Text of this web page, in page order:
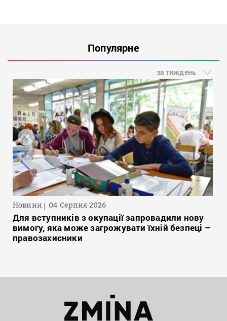
Популярне
за тиждень
Новини 04 Серпня 2026
Для вступників з окупації запровадили нову
вимогу, яка може загрожувати їхній безпеці –
правозахисники